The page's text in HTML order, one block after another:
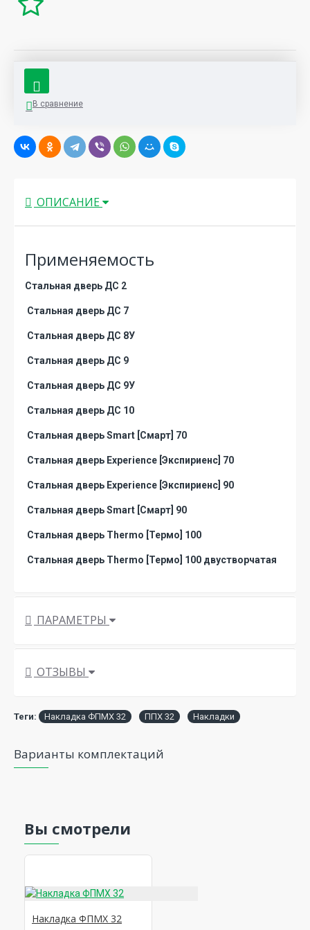
В сравнение
ОПИСАНИЕ
Применяемость
Стальная дверь ДС 2
Стальная дверь ДС 7
Стальная дверь ДС 8У
Стальная дверь ДС 9
Стальная дверь ДС 9У
Стальная дверь ДС 10
Стальная дверь Smart [Смарт] 70
Стальная дверь Experience [Экспириенс] 70
Стальная дверь Experience [Экспириенс] 90
Стальная дверь Smart [Смарт] 90
Стальная дверь Thermo [Термо] 100
Стальная дверь Thermo [Термо] 100 двустворчатая
ПАРАМЕТРЫ
ОТЗЫВЫ
Теги: Накладка ФПМХ 32 ППХ 32 Накладки
Варианты комплектаций
Вы смотрели
Накладка ФПМХ 32